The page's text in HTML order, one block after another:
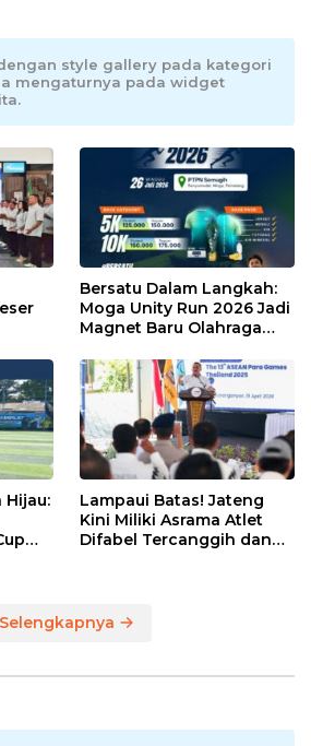
style gallery pada kategori
mengaturnya pada widget
Bersatu Dalam Langkah:
Moga Unity Run 2026 Jadi
Magnet Baru Olahraga
Hijau:
Lampaui Batas! Jateng
Kini Miliki Asrama Atlet
Difabel Tercanggih dan
Selengkapnya